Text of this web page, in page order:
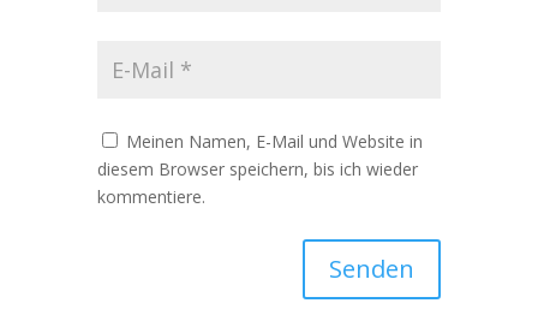
Meinen Namen, E-Mail und Website in
diesem Browser speichern, bis ich wieder
kommentiere.
Senden